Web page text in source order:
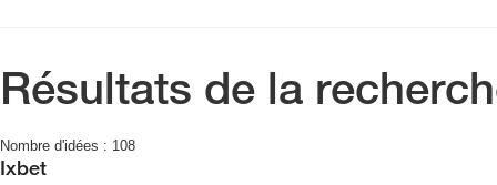
Résultats de la
Nombre d'idées : 108
Ixbet